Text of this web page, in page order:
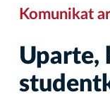
Komunikat
Uparte,